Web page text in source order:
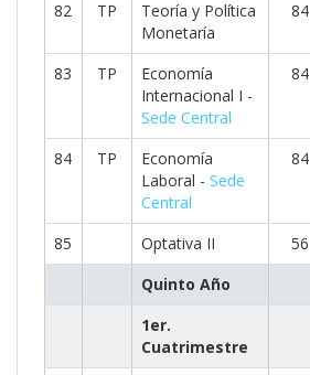
82 TP
Teoría y Política
Monetaría
84
83 TP
Economía
Internacional I -
Sede Central
84
84 TP
Economía
Laboral - Sede
Central
84
85 Optativa II 56
Quinto Año
1er.
Cuatrimestre